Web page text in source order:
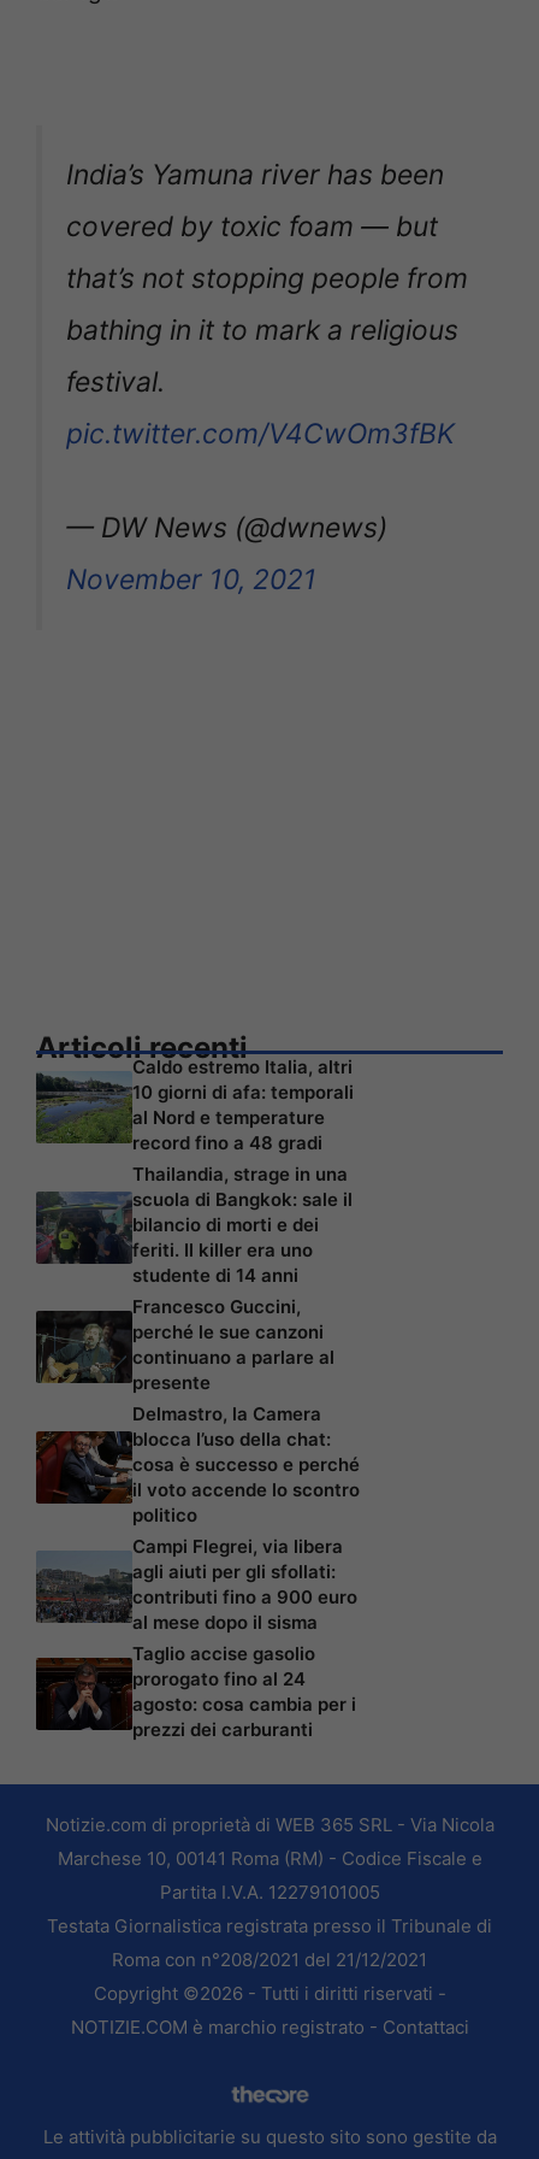
India’s Yamuna river has been
covered by toxic foam — but
that’s not stopping people from
bathing in it to mark a religious
festival.
pic.twitter.com/V4CwOm3fBK
— DW News (@dwnews)
November 10, 2021
Articoli recenti
Caldo estremo Italia, altri
10 giorni di afa: temporali
al Nord e temperature
record fino a 48 gradi
Thailandia, strage in una
scuola di Bangkok: sale il
bilancio di morti e dei
feriti. Il killer era uno
studente di 14 anni
Francesco Guccini,
perché le sue canzoni
continuano a parlare al
presente
Delmastro, la Camera
blocca l’uso della chat:
cosa è successo e perché
il voto accende lo scontro
politico
Campi Flegrei, via libera
agli aiuti per gli sfollati:
contributi fino a 900 euro
al mese dopo il sisma
Taglio accise gasolio
prorogato fino al 24
agosto: cosa cambia per i
prezzi dei carburanti
Notizie.com di proprietà di WEB 365 SRL - Via Nicola
Marchese 10, 00141 Roma (RM) - Codice Fiscale e
Partita I.V.A. 12279101005
Testata Giornalistica registrata presso il Tribunale di
Roma con n°208/2021 del 21/12/2021
Copyright ©2026 - Tutti i diritti riservati -
NOTIZIE.COM è marchio registrato - Contattaci
Le attività pubblicitarie su questo sito sono gestite da